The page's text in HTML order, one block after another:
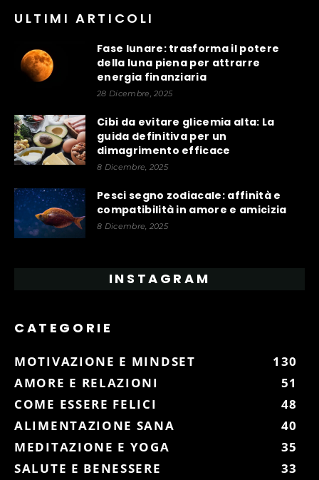
ULTIMI ARTICOLI
Fase lunare: trasforma il potere
della luna piena per attrarre
energia finanziaria
28 Dicembre, 2025
Cibi da evitare glicemia alta: La
guida definitiva per un
dimagrimento efficace
8 Dicembre, 2025
Pesci segno zodiacale: affinità e
compatibilità in amore e amicizia
8 Dicembre, 2025
INSTAGRAM
CATEGORIE
MOTIVAZIONE E MINDSET
130
AMORE E RELAZIONI
51
COME ESSERE FELICI
48
ALIMENTAZIONE SANA
40
MEDITAZIONE E YOGA
35
SALUTE E BENESSERE
33